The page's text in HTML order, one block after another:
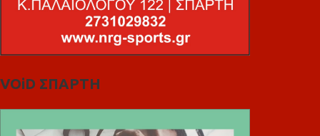
VOiD ΣΠΑΡΤΗ